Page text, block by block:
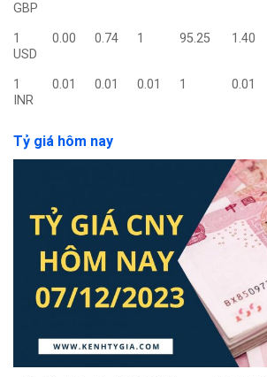
GBP
1
USD
0.00 0.74 1 95.25 1.40
1
INR
0.01 0.01 0.01 1 0.01
Tỷ giá hôm nay